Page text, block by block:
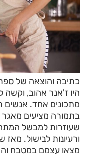
כתיבה והוצאה של
היו ז'אנר אהוב, וקשה
מתכונים אחד. אנשים
בתמורה מציעים מאגר
שעוזרות למבשל
ורעיונות לבישול.
מצאו עצמם במטבח